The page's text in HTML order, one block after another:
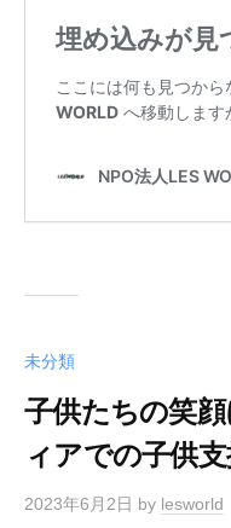
未分類
子供たちの笑
ィアでの子供
2023年6月2日 by lesworld